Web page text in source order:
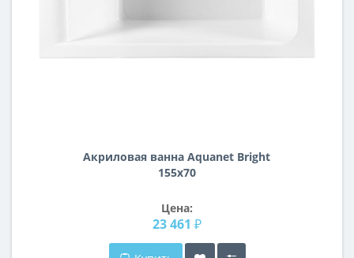
Акриловая ванна Aquanet Bright
155x70
Цена:
23 461 ₽